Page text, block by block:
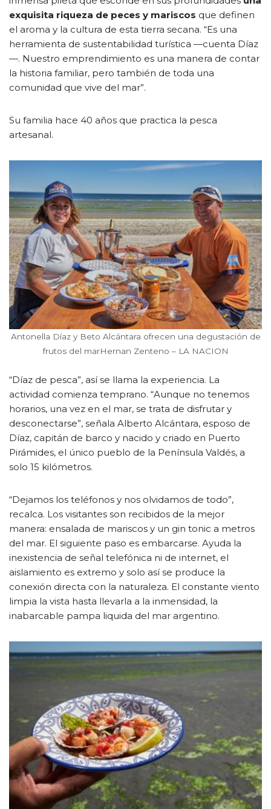
exquisita riqueza de peces y mariscos que definen
el aroma y la cultura de esta tierra secana. “Es una
herramienta de sustentabilidad turística —cuenta Díaz
—. Nuestro emprendimiento es una manera de contar
la historia familiar, pero también de toda una
comunidad que vive del mar”.
Su familia hace 40 años que practica la pesca
artesanal.
Antonella Díaz y Beto Alcántara ofrecen una degustación de
frutos del marHernan Zenteno – LA NACION
“Díaz de pesca”, así se llama la experiencia. La
actividad comienza temprano. “Aunque no tenemos
horarios, una vez en el mar, se trata de disfrutar y
desconectarse”, señala Alberto Alcántara, esposo de
Díaz, capitán de barco y nacido y criado en Puerto
Pirámides, el único pueblo de la Península Valdés, a
solo 15 kilómetros.
“Dejamos los teléfonos y nos olvidamos de todo”,
recalca. Los visitantes son recibidos de la mejor
manera: ensalada de mariscos y un gin tonic a metros
del mar. El siguiente paso es embarcarse. Ayuda la
inexistencia de señal telefónica ni de internet, el
aislamiento es extremo y solo así se produce la
conexión directa con la naturaleza. El constante viento
limpia la vista hasta llevarla a la inmensidad, la
inabarcable pampa liquida del mar argentino.